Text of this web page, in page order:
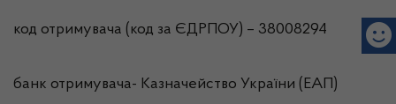
код отримувача (код за ЄДРПОУ) – 38008294
банк отримувача- Казначейство України (ЕАП)